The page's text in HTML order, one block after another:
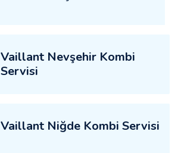
Vaillant Nevşehir Kombi
Servisi
Vaillant Niğde Kombi Servisi